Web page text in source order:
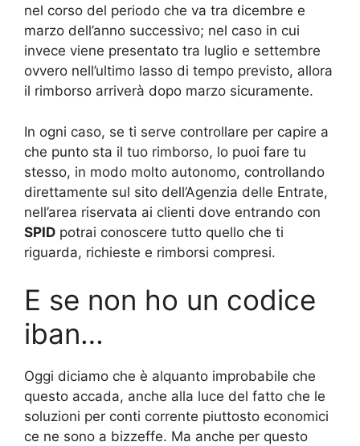
nel corso del periodo che va tra dicembre e
marzo dell’anno successivo; nel caso in cui
invece viene presentato tra luglio e settembre
ovvero nell’ultimo lasso di tempo previsto, allora
il rimborso arriverà dopo marzo sicuramente.
In ogni caso, se ti serve controllare per capire a
che punto sta il tuo rimborso, lo puoi fare tu
stesso, in modo molto autonomo, controllando
direttamente sul sito dell’Agenzia delle Entrate,
nell’area riservata ai clienti dove entrando con
SPID potrai conoscere tutto quello che ti
riguarda, richieste e rimborsi compresi.
E se non ho un codice
iban…
Oggi diciamo che è alquanto improbabile che
questo accada, anche alla luce del fatto che le
soluzioni per conti corrente piuttosto economici
ce ne sono a bizzeffe. Ma anche per questo